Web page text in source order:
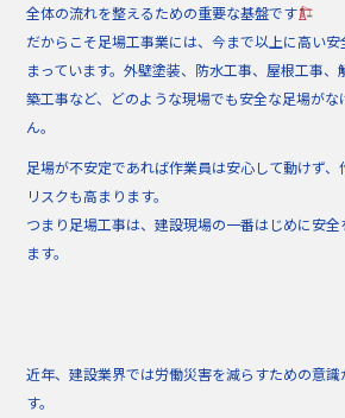
全体の流れを整えるための重要な基盤です
だからこそ足場工事業には、今まで以上に高い
まっています。外壁塗装、防水工事、屋根工事
築工事など、どのような現場でも安全な足場が
ん。
足場が不安定であれば作業員は安心して動けず
リスクも高まります。
つまり足場工事は、建設現場の一番はじめに安
ます。
近年、建設業界では労働災害を減らすための意
す。